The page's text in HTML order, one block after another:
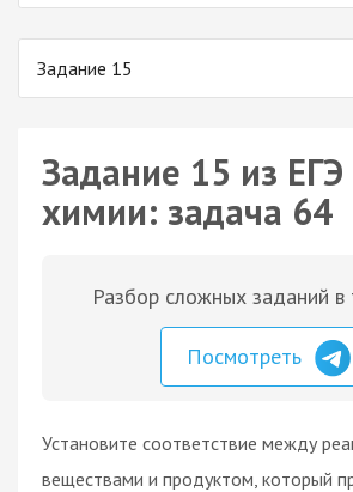
Задание 15
Задание 15 из ЕГЭ
химии: задача 64
Разбор сложных заданий в
Посмотреть
Установите соответствие между
веществами и продуктом, который